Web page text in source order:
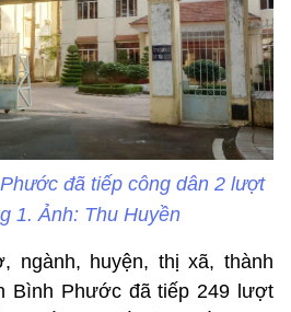
đã tiếp công dân 2 lượt
1. Ảnh: Thu Huyền
ngành, huyện, thị xã, thành
Bình Phước đã tiếp 249 lượt